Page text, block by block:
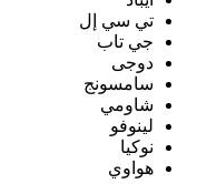
تي سي إل
جي تاب
دوجى
سامسونج
شاومي
لينوفو
نوكيا
هواوي